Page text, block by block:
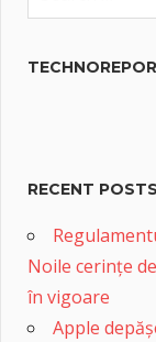
RECENT POSTS
Noile cerințe
în vigoare
Apple